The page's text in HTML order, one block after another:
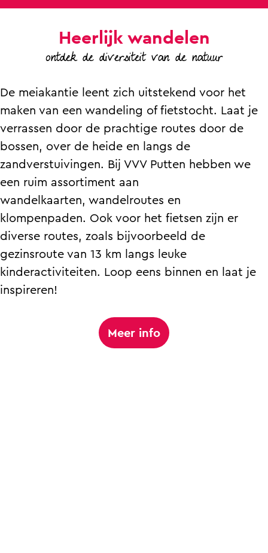
Heerlijk wandelen
ontdek de diversiteit van de natuur
De meiakantie leent zich uitstekend voor het
maken van een wandeling of fietstocht. Laat je
verrassen door de prachtige routes door de
bossen, over de heide en langs de
zandverstuivingen. Bij VVV Putten hebben we
een ruim assortiment aan
wandelkaarten, wandelroutes en
klompenpaden. Ook voor het fietsen zijn er
diverse routes, zoals bijvoorbeeld de
gezinsroute van 13 km langs leuke
kinderactiviteiten. Loop eens binnen en laat je
inspireren!
Meer info